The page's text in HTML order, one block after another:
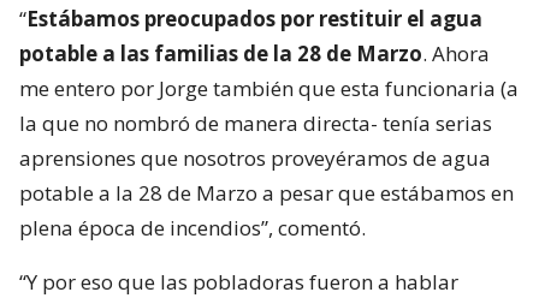
“Estábamos preocupados por restituir el agua
potable a las familias de la 28 de Marzo. Ahora
me entero por Jorge también que esta funcionaria (a
la que no nombró de manera directa- tenía serias
aprensiones que nosotros proveyéramos de agua
potable a la 28 de Marzo a pesar que estábamos en
plena época de incendios”, comentó.
“Y por eso que las pobladoras fueron a hablar